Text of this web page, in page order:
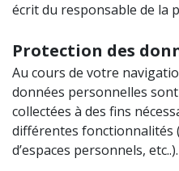
écrit du responsable de la
Protection des
Au cours de votre
données personnelles
collectées à des fins
différentes fonctionnalités
d’espaces personnels, etc..).